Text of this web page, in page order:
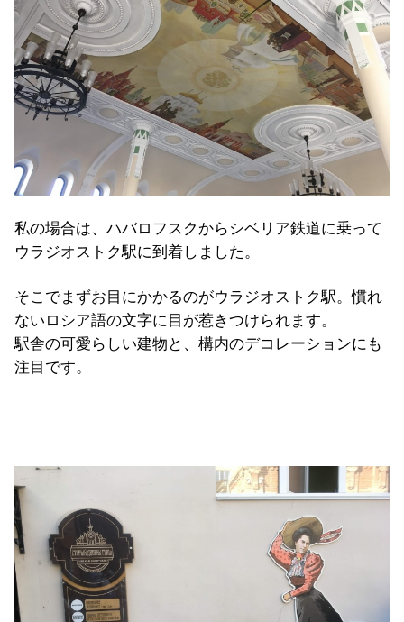
私の場合は、ハバロフスクからシベリア鉄道に乗って
ウラジオストク駅に到着しました。
そこでまずお目にかかるのがウラジオストク駅。慣れ
ないロシア語の文字に目が惹きつけられます。
駅舎の可愛らしい建物と、構内のデコレーションにも
注目です。